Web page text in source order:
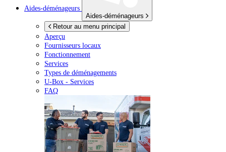
Aides-déménageurs
Aides-déménageurs
Retour au menu principal
Aperçu
Fournisseurs locaux
Fonctionnement
Services
Types de déménagements
U-Box - Services
FAQ